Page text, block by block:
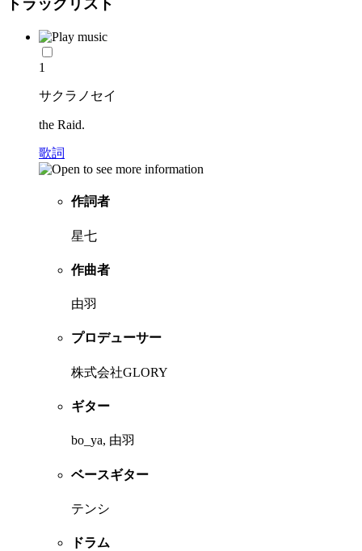
トラックリスト
1
サクラノセイ
the Raid.
歌詞
作詞者
星七
作曲者
由羽
プロデューサー
株式会社GLORY
ギター
bo_ya, 由羽
ベースギター
テンシ
ドラム